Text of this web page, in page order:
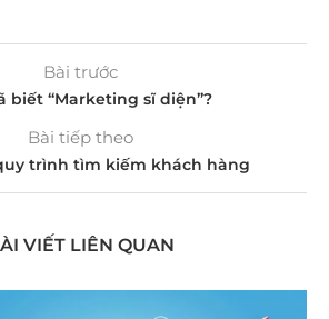
Bài trước
biết “Marketing sĩ diện”?
Bài tiếp theo
trình tìm kiếm khách hàng
VIẾT LIÊN QUAN